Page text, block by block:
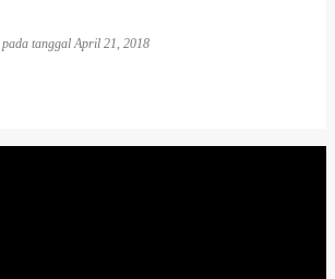
pada tanggalApril 21, 2018